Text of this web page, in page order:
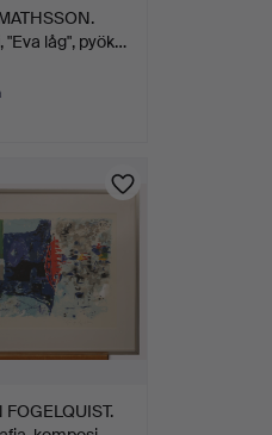
"Eva låg", pyök…